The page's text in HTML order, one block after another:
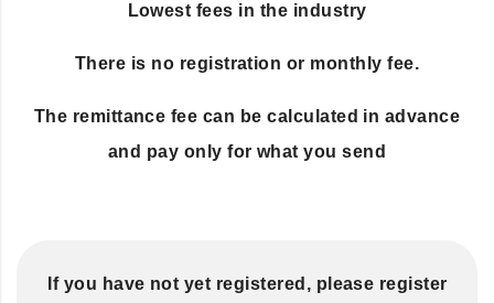
Lowest fees in the industry
There is no registration or monthly fee.
The remittance fee can be calculated in advance
and pay only for what you send
If you have not yet registered, please register